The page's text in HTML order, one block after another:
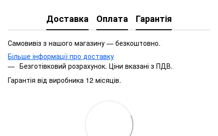
Доставка Оплата Гарантія
Самовивіз з нашого магазину — безкоштовно.
Більше інформації про доставку
Безготівковий розрахунок. Ціни вказані з ПДВ.
Гарантія від виробника 12 місяців.